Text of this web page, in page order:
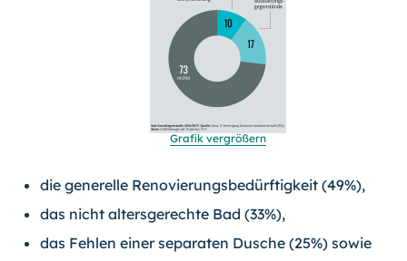
Grafik vergrößern
die generelle Renovierungsbedürftigkeit (49%),
das nicht altersgerechte Bad (33%),
das Fehlen einer separaten Dusche (25%) sowie